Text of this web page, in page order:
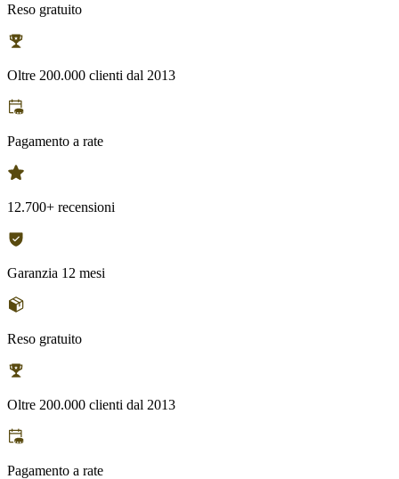
Reso gratuito
Oltre 200.000 clienti dal 2013
Pagamento a rate
12.700+ recensioni
Garanzia 12 mesi
Reso gratuito
Oltre 200.000 clienti dal 2013
Pagamento a rate